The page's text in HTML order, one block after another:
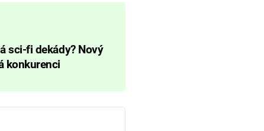
sci-fi dekády? Nový
konkurenci